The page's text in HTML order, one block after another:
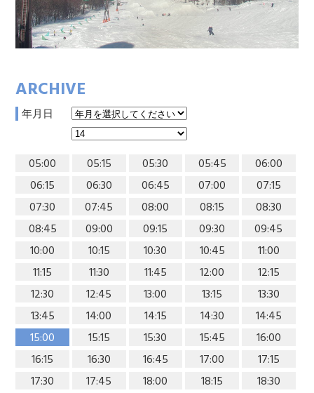
ARCHIVE
年月日
05:00 05:15 05:30 05:45
06:00
06:15
06:30 06:45 07:00
07:15
07:30
07:45 08:00 08:15
08:30
08:45
09:00 09:15 09:30
09:45
10:00
10:15 10:30 10:45
11:00
11:15
11:30 11:45 12:00
12:15
12:30
12:45 13:00 13:15
13:30
13:45
14:00 14:15 14:30
14:45
15:00
15:15 15:30 15:45
16:00
16:15
16:30 16:45 17:00
17:15
17:30
17:45 18:00 18:15
18:30